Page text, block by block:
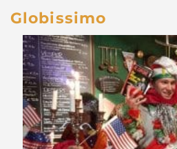
Globissimo